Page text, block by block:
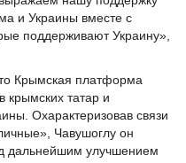
и Украины вместе с
поддерживают Украину»,
Крымская платформа
крымских татар и
Охарактеризовав связи
Чавушоглу он
дальнейшим улучшением